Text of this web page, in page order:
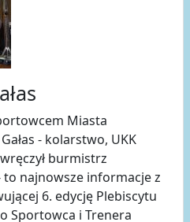
Miasta
- kolarstwo, UKK
burmistrz
to najnowsze informacje z
6. edycję Plebiscytu
Sportowca i Trenera